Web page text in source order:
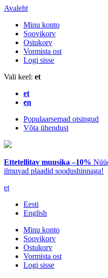
Avaleht
Minu konto
Soovikorv
Ostukorv
Vormista ost
Logi sisse
Vali keel: et
et
en
Populaarsemad otsingud
Võta ühendust
Ettetellitav muusika –10%
ilmuvad plaadid soodushinnaga!
et
Eesti
English
Minu konto
Soovikorv
Ostukorv
Vormista ost
Logi sisse